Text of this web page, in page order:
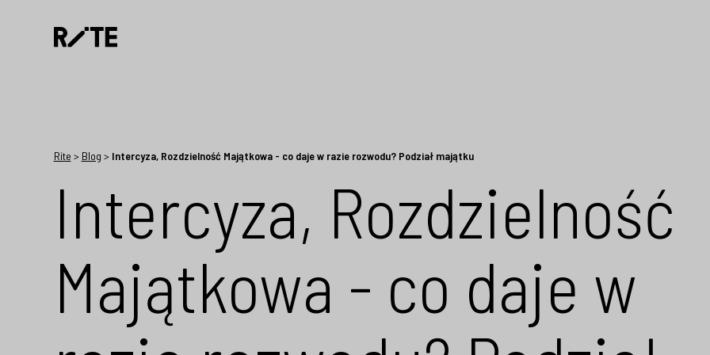
Rite > Blog > Intercyza, Rozdzielność Majątkowa - co daje w razie rozwodu? Podział majątku
Intercyza, Rozdzielność
Majątkowa - co daje w